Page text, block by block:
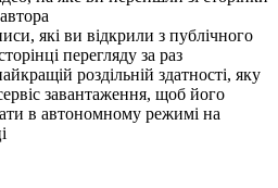
які ви відкрили з публічного
перегляду за раз
роздільній здатності, яку
завантаження, щоб його
в автономному режимі на